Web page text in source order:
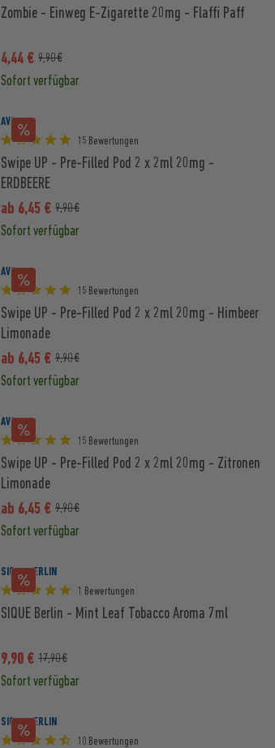
Zombie - Einweg E-Zigarette 20mg - Flaffi Paff
4,44 € 9,90 €
Sofort verfügbar
AVORIA
15 Bewertungen
Swipe UP - Pre-Filled Pod 2 x 2ml 20mg -
ERDBEERE
ab 6,45 € 9,90 €
Sofort verfügbar
AVORIA
15 Bewertungen
Swipe UP - Pre-Filled Pod 2 x 2ml 20mg - Himbeer
Limonade
ab 6,45 € 9,90 €
Sofort verfügbar
AVORIA
15 Bewertungen
Swipe UP - Pre-Filled Pod 2 x 2ml 20mg - Zitronen
Limonade
ab 6,45 € 9,90 €
Sofort verfügbar
SIQUE BERLIN
1 Bewertungen
SIQUE Berlin - Mint Leaf Tobacco Aroma 7ml
9,90 € 17,90 €
Sofort verfügbar
SIQUE BERLIN
10 Bewertungen